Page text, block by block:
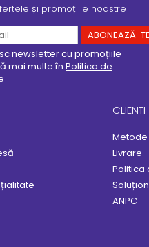
și promoțiile noastre
newsletter cu promoțiile
mai multe în Politica de
CLIENTI
Livrare
Politica
ANPC